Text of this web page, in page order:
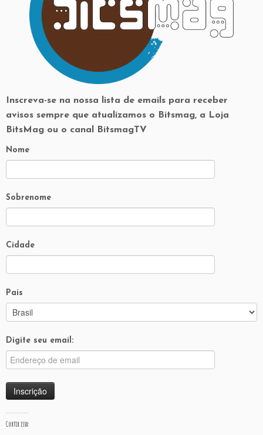
Inscreva-se na nossa lista de emails para receber
avisos sempre que atualizamos o Bitsmag, a Loja
BitsMag ou o canal BitsmagTV
Nome
Sobrenome
Cidade
País
Digite seu email:
Curtir isso: